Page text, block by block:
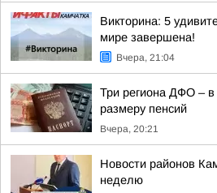
Викторина: 5
мире завершена!
Вчера, 21:04
Три региона ДФО –
размеру пенсий
Вчера, 20:21
Новости районов
неделю